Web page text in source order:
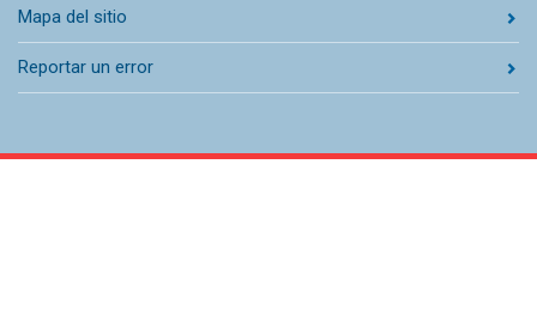
Mapa del sitio
Reportar un error